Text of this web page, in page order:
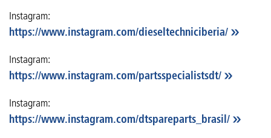
Instagram:
https://www.instagram.com/dieseltechniciberia/
Instagram:
https://www.instagram.com/partsspecialistsdt/
Instagram:
https://www.instagram.com/dtspareparts_brasil/